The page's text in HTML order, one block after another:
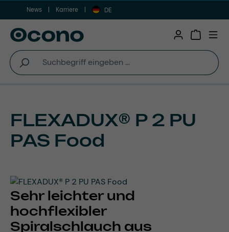
Zum Hauptinhalt springen
News Karriere DE
FLEXADUX® P 2 PU
PAS Food
Sehr leichter und
hochflexibler
Spiralschlauch aus